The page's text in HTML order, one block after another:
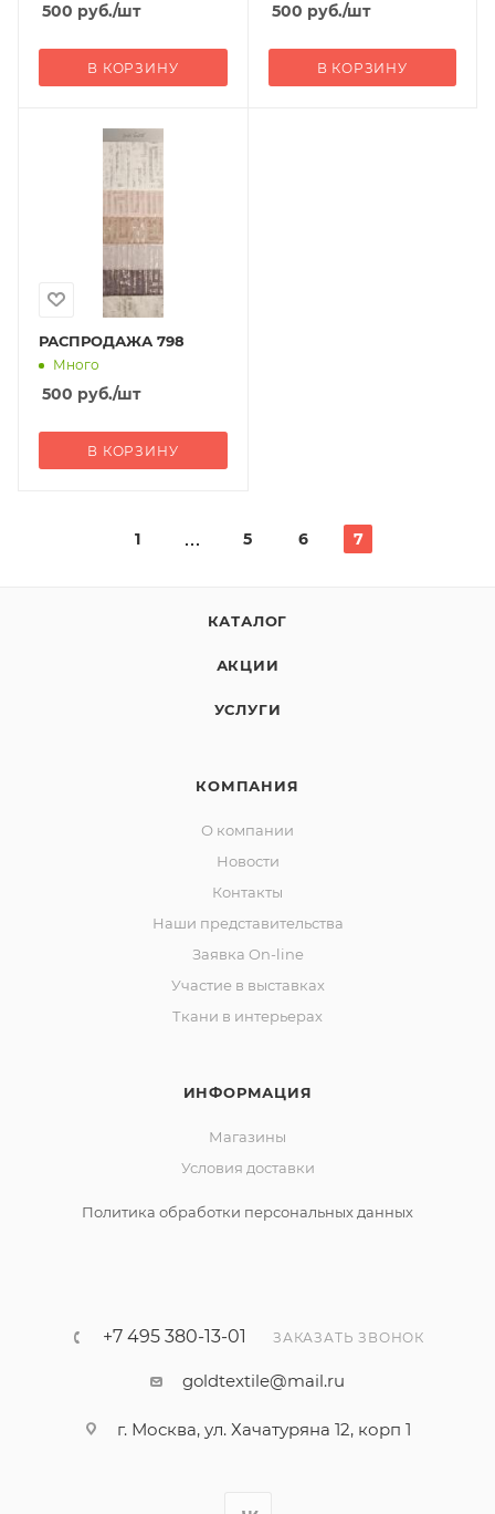
500 руб./шт
В КОРЗИНУ
500 руб./шт
В КОРЗИНУ
РАСПРОДАЖА 798
Много
500 руб./шт
В КОРЗИНУ
1 5 6 7
КАТАЛОГ
АКЦИИ
УСЛУГИ
КОМПАНИЯ
О компании
Новости
Контакты
Наши представительства
Заявка On-line
Участие в выставках
Ткани в интерьерах
ИНФОРМАЦИЯ
Магазины
Условия доставки
Политика обработки персональных данных
+7 495 380-13-01 ЗАКАЗАТЬ ЗВОНОК
goldtextile@mail.ru
г. Москва, ул. Хачатуряна 12, корп 1